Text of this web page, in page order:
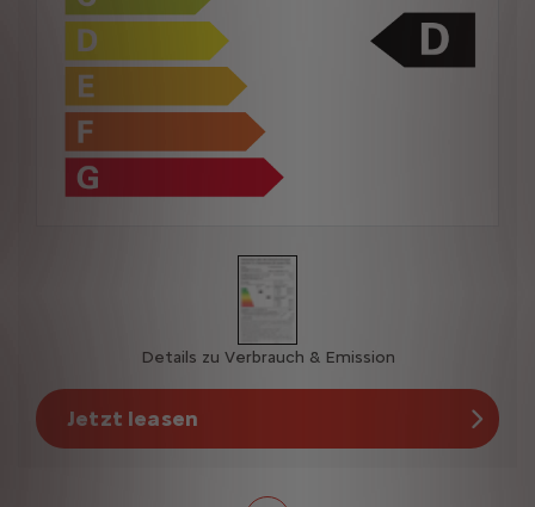
Details zu Verbrauch & Emission
Jetzt leasen